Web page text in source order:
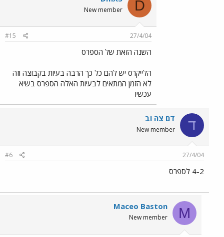
D
New member
27/4/04
#15
השנה הזאת של הספרס
הלייקרס יש להם כל כך הרבה בעיות בקבוצה וזה
לא הזמן המתאים לבעיות האלה הספרס בשיא
עכשיו
ד דם צה וב
New member
27/4/04
#6
4-2 לספרס
M
Maceo Baston
New member